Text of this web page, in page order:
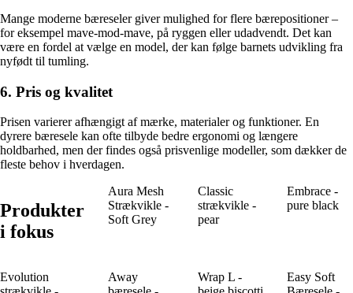
Mange moderne bæreseler giver mulighed for flere bærepositioner –
for eksempel mave-mod-mave, på ryggen eller udadvendt. Det kan
være en fordel at vælge en model, der kan følge barnets udvikling fra
nyfødt til tumling.
6. Pris og kvalitet
Prisen varierer afhængigt af mærke, materialer og funktioner. En
dyrere bæresele kan ofte tilbyde bedre ergonomi og længere
holdbarhed, men der findes også prisvenlige modeller, som dækker de
fleste behov i hverdagen.
Produkter
i fokus
Aura Mesh
Strækvikle -
Soft Grey
Classic
strækvikle -
pear
Embrace -
pure black
Evolution
Away
Wrap L -
Easy Soft